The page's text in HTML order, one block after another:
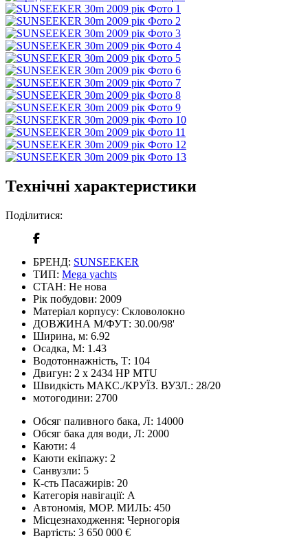
Технічні характеристики
Поділитися:
БРЕНД: SUNSEEKER
ТИП: Mega yachts
СТАН: Не нова
Рік побудови: 2009
Матеріал корпусу: Скловолокно
ДОВЖИНА М/ФУТ: 30.00/98'
Ширина, м: 6.92
Осадка, М: 1.43
Водотоннажність, Т: 104
Двигун: 2 x 2434 НР MTU
Швидкість МАКС./КРУЇЗ. ВУЗЛ.: 28/20
мотогодини: 2700
Обсяг паливного бака, Л: 14000
Обсяг бака для води, Л: 2000
Каюти: 4
Каюти екіпажу: 2
Санвузли: 5
К-сть Пасажирів: 20
Категорія навігації: A
Автономія, МОР. МИЛЬ: 450
Місцезнаходження: Черногорія
Вартість: 3 650 000 €